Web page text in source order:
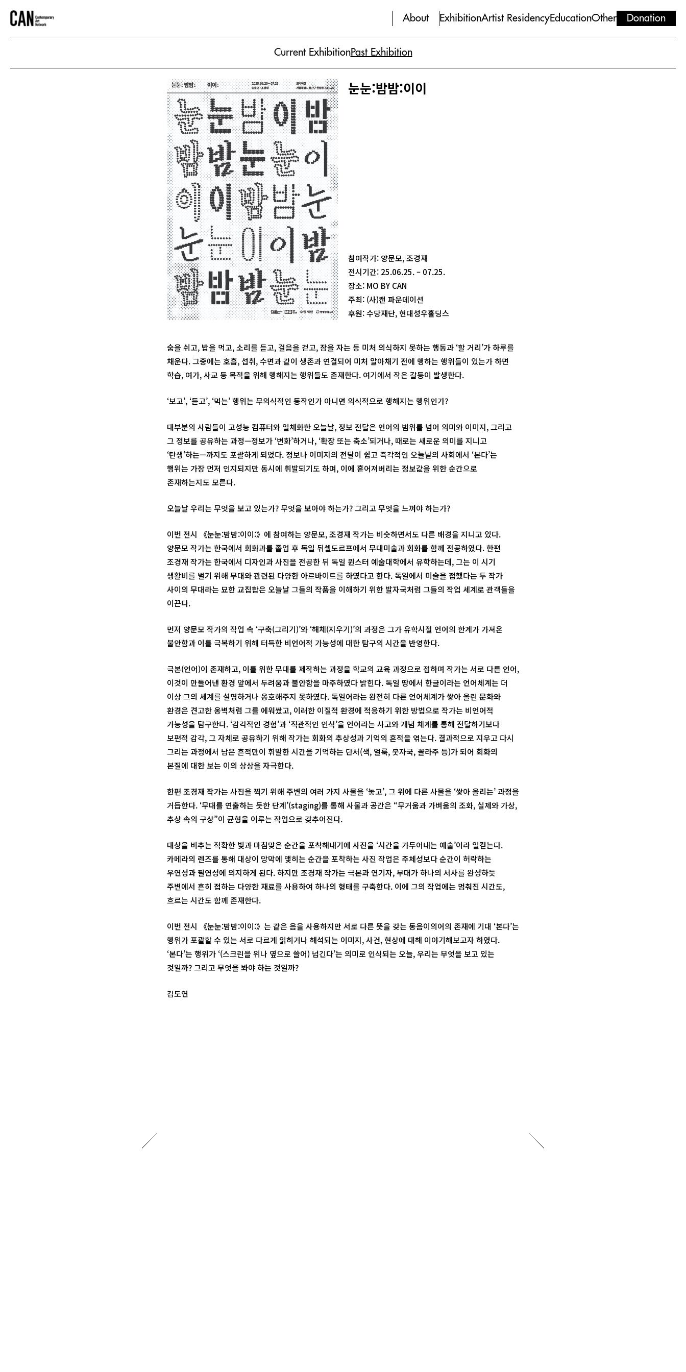
About ExhibitionArtist ResidencyEducationOther Donation
Current ExhibitionPast Exhibition
눈눈:밤밤:이이
참여작가: 양문모, 조경재
전시기간: 25.06.25. – 07.25.
장소: MO BY CAN
주최: (사)캔 파운데이션
후원: 수당재단, 현대성우홀딩스
숨을 쉬고, 밥을 먹고, 소리를 듣고, 걸음을 걷고, 잠을 자는 등 미처 의식하지 못하는 행동과 ‘할 거리’가 하루를
채운다. 그중에는 호흡, 섭취, 수면과 같이 생존과 연결되어 미처 알아채기 전에 행하는 행위들이 있는가 하면
학습, 여가, 사교 등 목적을 위해 행해지는 행위들도 존재한다. 여기에서 작은 갈등이 발생한다.
‘보고’, ‘듣고’, ‘먹는’ 행위는 무의식적인 동작인가 아니면 의식적으로 행해지는 행위인가?
대부분의 사람들이 고성능 컴퓨터와 일체화한 오늘날, 정보 전달은 언어의 범위를 넘어 의미와 이미지, 그리고
그 정보를 공유하는 과정—정보가 ‘변화’하거나, ‘확장 또는 축소’되거나, 때로는 새로운 의미를 지니고
‘탄생’하는—까지도 포괄하게 되었다. 정보나 이미지의 전달이 쉽고 즉각적인 오늘날의 사회에서 ‘본다’는
행위는 가장 먼저 인지되지만 동시에 휘발되기도 하며, 이에 흩어져버리는 정보값을 위한 순간으로
존재하는지도 모른다.
오늘날 우리는 무엇을 보고 있는가? 무엇을 보아야 하는가? 그리고 무엇을 느껴야 하는가?
이번 전시 《눈눈:밤밤:이이:》에 참여하는 양문모, 조경재 작가는 비슷하면서도 다른 배경을 지니고 있다.
양문모 작가는 한국에서 회화과를 졸업 후 독일 뒤셀도르프에서 무대미술과 회화를 함께 전공하였다. 한편
조경재 작가는 한국에서 디자인과 사진을 전공한 뒤 독일 뮌스터 예술대학에서 유학하는데, 그는 이 시기
생활비를 벌기 위해 무대와 관련된 다양한 아르바이트를 하였다고 한다. 독일에서 미술을 접했다는 두 작가
사이의 무대라는 묘한 교집합은 오늘날 그들의 작품을 이해하기 위한 발자국처럼 그들의 작업 세계로 관객들을
이끈다.
먼저 양문모 작가의 작업 속 ‘구축(그리기)’와 ‘해체(지우기)’의 과정은 그가 유학시절 언어의 한계가 가져온
불안함과 이를 극복하기 위해 터득한 비언어적 가능성에 대한 탐구의 시간을 반영한다.
극본(언어)이 존재하고, 이를 위한 무대를 제작하는 과정을 학교의 교육 과정으로 접하며 작가는 서로 다른 언어,
이것이 만들어낸 환경 앞에서 두려움과 불안함을 마주하였다 밝힌다. 독일 땅에서 한글이라는 언어체계는 더
이상 그의 세계를 설명하거나 옹호해주지 못하였다. 독일어라는 완전히 다른 언어체계가 쌓아 올린 문화와
환경은 견고한 옹벽처럼 그를 에워쌌고, 이러한 이질적 환경에 적응하기 위한 방법으로 작가는 비언어적
가능성을 탐구한다. ‘감각적인 경험’과 ‘직관적인 인식’을 언어라는 사고와 개념 체계를 통해 전달하기보다
보편적 감각, 그 자체로 공유하기 위해 작가는 회화의 추상성과 기억의 흔적을 엮는다. 결과적으로 지우고 다시
그리는 과정에서 남은 흔적만이 휘발한 시간을 기억하는 단서(색, 얼룩, 붓자국, 꼴라주 등)가 되어 회화의
본질에 대한 보는 이의 상상을 자극한다.
한편 조경재 작가는 사진을 찍기 위해 주변의 여러 가지 사물을 ‘놓고’, 그 위에 다른 사물을 ‘쌓아 올리는’ 과정을
거듭한다. ‘무대를 연출하는 듯한 단계’(staging)를 통해 사물과 공간은 “무거움과 가벼움의 조화, 실제와 가상,
추상 속의 구상”이 균형을 이루는 작업으로 갖추어진다.
대상을 비추는 적확한 빛과 마침맞은 순간을 포착해내기에 사진을 ‘시간을 가두어내는 예술’이라 일컫는다.
카메라의 렌즈를 통해 대상이 망막에 맺히는 순간을 포착하는 사진 작업은 주체성보다 순간이 허락하는
우연성과 필연성에 의지하게 된다. 하지만 조경재 작가는 극본과 연기자, 무대가 하나의 서사를 완성하듯
주변에서 흔히 접하는 다양한 재료를 사용하여 하나의 형태를 구축한다. 이에 그의 작업에는 멈춰진 시간도,
흐르는 시간도 함께 존재한다.
이번 전시 《눈눈:밤밤:이이:》는 같은 음을 사용하지만 서로 다른 뜻을 갖는 동음이의어의 존재에 기대 ‘본다’는
행위가 포괄할 수 있는 서로 다르게 읽히거나 해석되는 이미지, 사건, 현상에 대해 이야기해보고자 하였다.
‘본다’는 행위가 ‘(스크린을 위나 옆으로 쓸어) 넘긴다’는 의미로 인식되는 오늘, 우리는 무엇을 보고 있는
것일까? 그리고 무엇을 봐야 하는 것일까?
김도연